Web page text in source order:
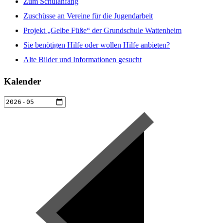
Zuschüsse an Vereine für die Jugendarbeit
Projekt „Gelbe Füße“ der Grundschule Wattenheim
Sie benötigen Hilfe oder wollen Hilfe anbieten?
Alte Bilder und Informationen gesucht
Kalender